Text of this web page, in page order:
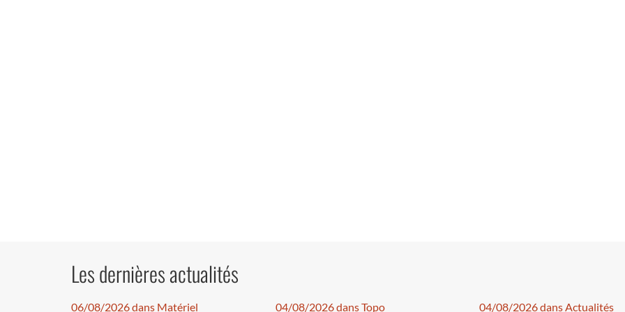
Les dernières actualités
06/08/2026 dans Matériel 04/08/2026 dans Topo 04/08/2026 dans Actualités